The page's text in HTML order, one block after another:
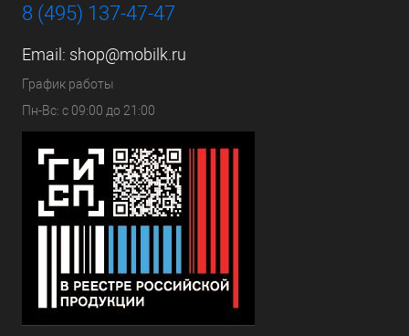
8 (495) 137-47-47
Email: shop@mobilk.ru
График работы
Пн-Вс: с 09:00 до 21:00